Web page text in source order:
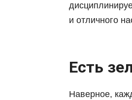
и отличного
Есть
Наверное,